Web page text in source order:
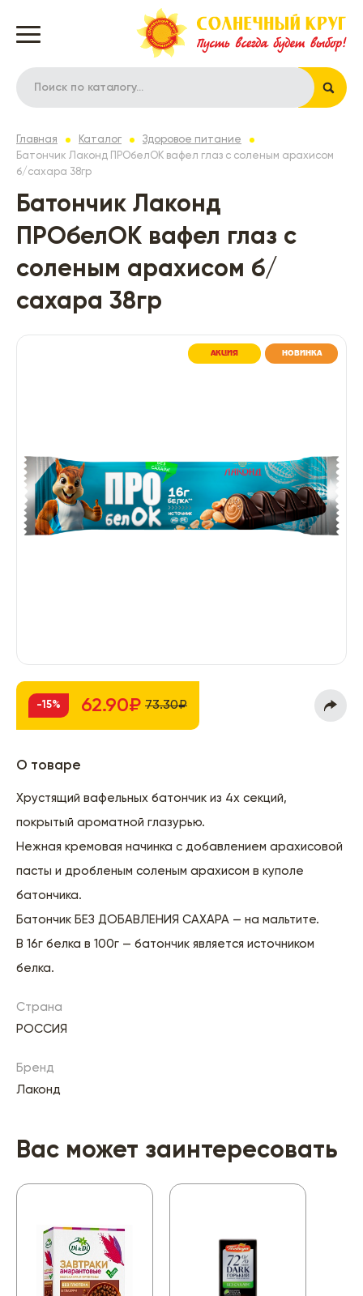
Главная Каталог
Здоровое питание
Батончик Лаконд ПРОбелОК вафел глаз с соленым арахисом
б/сахара 38гр
Батончик Лаконд
ПРОбелОК вафел глаз с
соленым арахисом б/
сахара 38гр
АКЦИЯ НОВИНКА
-15% 62.90₽ 73.30₽
О товаре
Хрустящий вафельных батончик из 4х секций,
покрытый ароматной глазурью.
Нежная кремовая начинка с добавлением арахисовой
пасты и дробленым соленым арахисом в куполе
батончика.
Батончик БЕЗ ДОБАВЛЕНИЯ САХАРА — на мальтите.
В 16г белка в 100г — батончик является источником
белка.
Страна
РОССИЯ
Бренд
Лаконд
Вас может заинтересовать